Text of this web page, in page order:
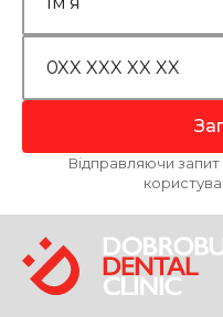
Відправляючи